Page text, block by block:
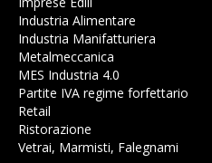
Industria Alimentare
Industria Manifatturiera
Metalmeccanica
MES Industria 4.0
Partite IVA regime forfettario
Retail
Ristorazione
Vetrai, Marmisti, Falegnami